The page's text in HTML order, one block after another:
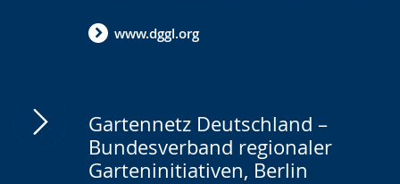
www.dggl.org
Gartennetz Deutschland –
Bundesverband regionaler
Garteninitiativen, Berlin